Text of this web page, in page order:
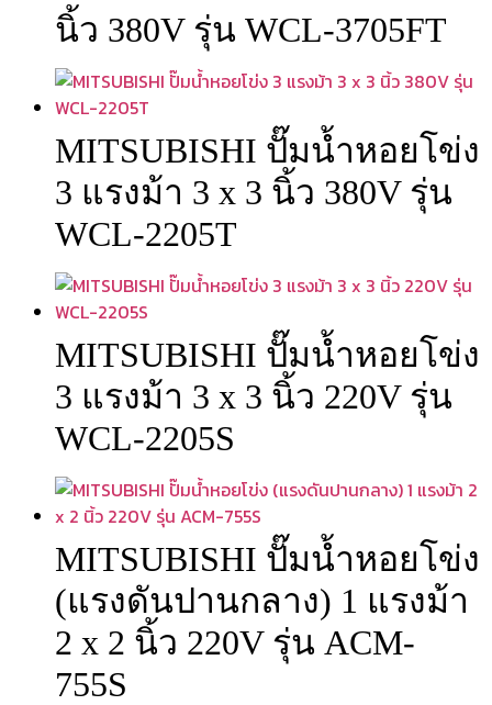
นิ้ว 380V รุ่น WCL-3705FT
MITSUBISHI ปั๊มน้ำหอยโข่ง
3 แรงม้า 3 x 3 นิ้ว 380V รุ่น
WCL-2205T
MITSUBISHI ปั๊มน้ำหอยโข่ง
3 แรงม้า 3 x 3 นิ้ว 220V รุ่น
WCL-2205S
MITSUBISHI ปั๊มน้ำหอยโข่ง
(แรงดันปานกลาง) 1 แรงม้า
2 x 2 นิ้ว 220V รุ่น ACM-
755S